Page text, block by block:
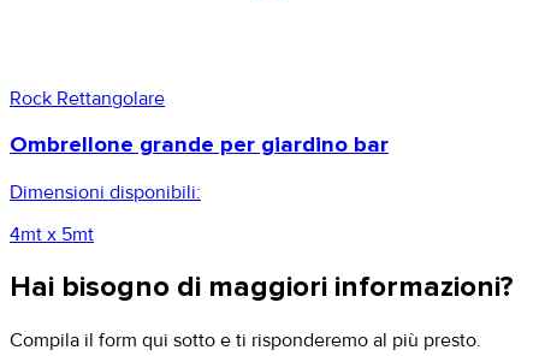
Rock Rettangolare
Ombrellone grande per giardino bar
Dimensioni disponibili:
4mt x 5mt
Hai bisogno di maggiori informazioni?
Compila il form qui sotto e ti risponderemo al più presto.